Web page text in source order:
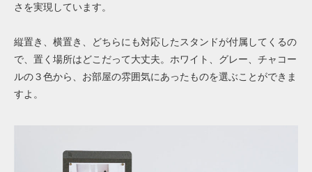
さを実現しています。
縦置き、横置き、どちらにも対応したスタンドが付属してくるの
で、置く場所はどこだって大丈夫。ホワイト、グレー、チャコー
ルの３色から、お部屋の雰囲気にあったものを選ぶことができま
すよ。